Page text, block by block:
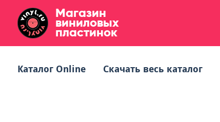
Магазин
виниловых
пластинок
Каталог Online Скачать весь каталог